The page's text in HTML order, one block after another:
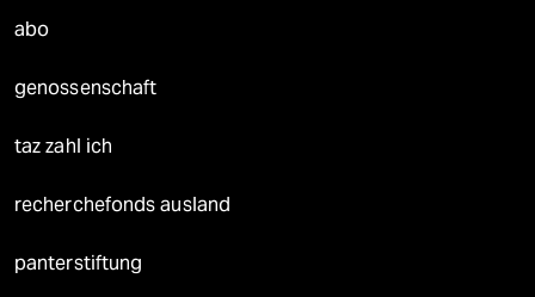
abo
genossenschaft
taz zahl ich
recherchefonds ausland
panterstiftung